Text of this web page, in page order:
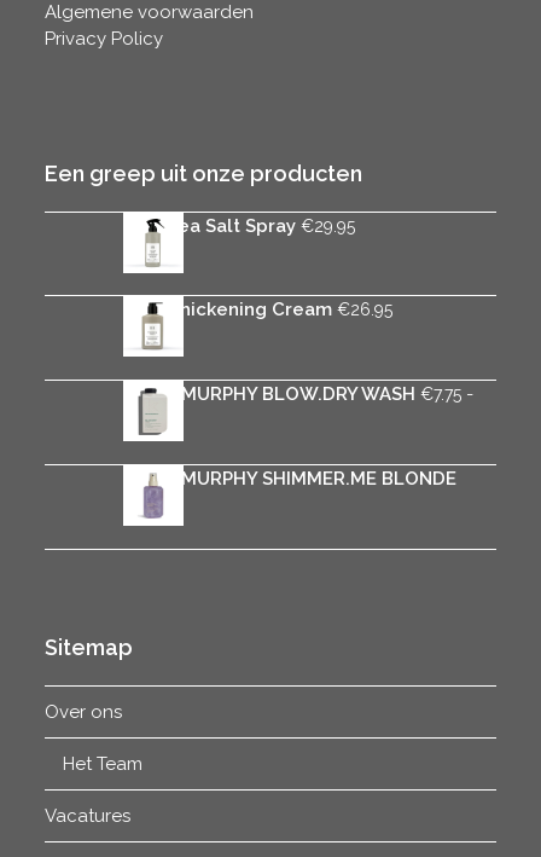
Algemene voorwaarden
Privacy Policy
Een greep uit onze producten
Rica Sea Salt Spray €29.95
Rica Thickening Cream €26.95
KEVIN.MURPHY BLOW.DRY WASH €7.75 -
31.75
€7.75
tot
KEVIN.MURPHY SHIMMER.ME BLONDE
33.50
Sitemap
Over ons
Het Team
Vacatures